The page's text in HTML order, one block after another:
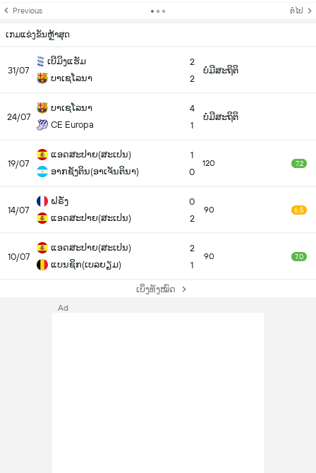
Previous ຕໍ່ໄປ
ເກມແຂ່ງຂັນຫຼ້າສຸດ
31/07
ເບີມິງແຮັມ
ບາເຊໂລນາ
2
2
ບໍ່ມີສະຖິຕິ
24/07
ບາເຊໂລນາ
CE Europa
4
1
ບໍ່ມີສະຖິຕິ
19/07
ແອດສະປາຍ​(ສະເປນ)
ອາກຊັງຕິນ(ອາເຈັນຕິນາ)
1
0
120 7.2
14/07
ຝຣັ່ງ
ແອດສະປາຍ​(ສະເປນ)
0
2
90 6.5
10/07
ແອດສະປາຍ​(ສະເປນ)
ແບນຊິກ(ເບລຍຽມ)
2
1
90 7.0
ເບິ່ງທັງໝົດ
Ad